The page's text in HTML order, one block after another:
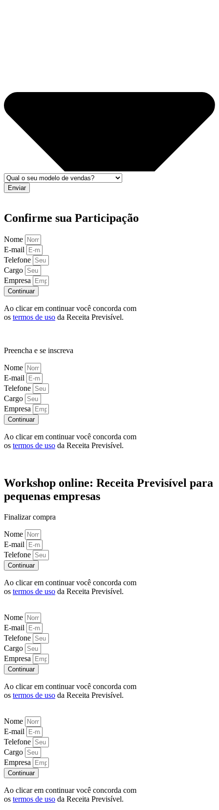
Enviar
Confirme sua Participação
Nome
E-mail
Telefone
Cargo
Empresa
Continuar
Ao clicar em continuar você concorda com
os termos de uso da Receita Previsível.
Preencha e se inscreva
Nome
E-mail
Telefone
Cargo
Empresa
Continuar
Ao clicar em continuar você concorda com
os termos de uso da Receita Previsível.
Workshop online: Receita Previsível para
pequenas empresas
Finalizar compra
Nome
E-mail
Telefone
Continuar
Ao clicar em continuar você concorda com
os termos de uso da Receita Previsível.
Nome
E-mail
Telefone
Cargo
Empresa
Continuar
Ao clicar em continuar você concorda com
os termos de uso da Receita Previsível.
Nome
E-mail
Telefone
Cargo
Empresa
Continuar
Ao clicar em continuar você concorda com
os termos de uso da Receita Previsível.